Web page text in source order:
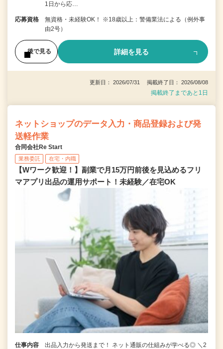
1日から応…
応募資格
無資格・未経験OK！ ※18歳以上：警備業法による（例外事
由2号）
後で見る 詳細を見る
更新日： 2026/07/31 掲載終了日： 2026/08/08
掲載終了まであと1日
ネットショップのデータ入力・商品登録および発
送軽作業
合同会社Re Start
業務委託 在宅・内職
【Wワーク歓迎！】副業で月15万円前後を見込めるフリ
マアプリ出品の運用サポート！未経験／在宅OK
仕事内容
出品入力から発送まで！ ネット通販の仕組みが学べる◎ ＼2